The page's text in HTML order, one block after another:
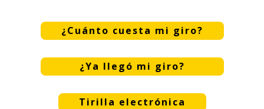
¿Cuánto cuesta mi giro?
¿Ya llegó mi giro?
Tirilla electrónica